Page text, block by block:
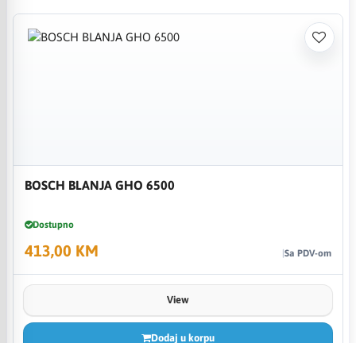
BOSCH BLANJA GHO 6500
Dostupno
413,00 KM Sa PDV-om
View
Dodaj u korpu